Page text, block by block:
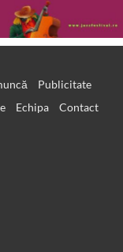
Publicitate
Echipa Contact